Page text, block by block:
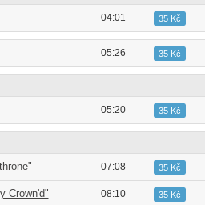
04:01 35 Kč
05:26 35 Kč
05:20 35 Kč
07:08 35 Kč
Crown'd" 08:10 35 Kč